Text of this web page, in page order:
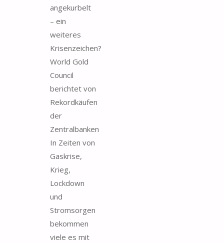
angekurbelt
– ein
weiteres
Krisenzeichen?
World Gold
Council
berichtet von
Rekordkäufen
der
Zentralbanken
In Zeiten von
Gaskrise,
Krieg,
Lockdown
und
Stromsorgen
bekommen
viele es mit